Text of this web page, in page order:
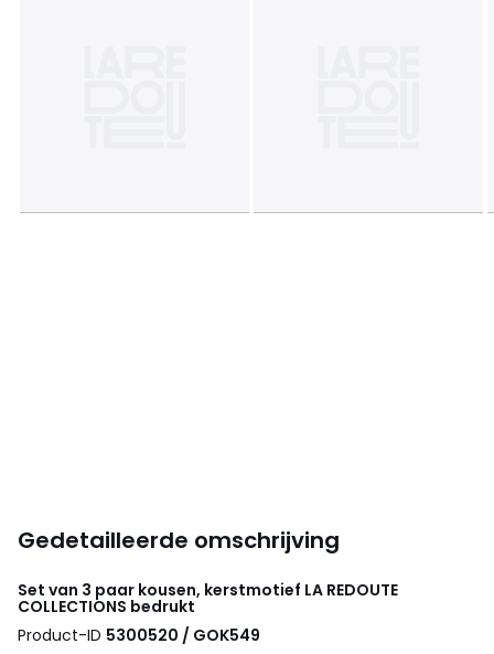
Gedetailleerde omschrijving
Set van 3 paar kousen, kerstmotief LA REDOUTE
COLLECTIONS bedrukt
Product-ID 5300520 / GOK549